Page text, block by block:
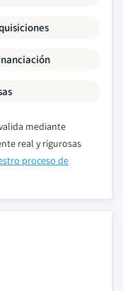
mediante
real y rigurosas
proceso de